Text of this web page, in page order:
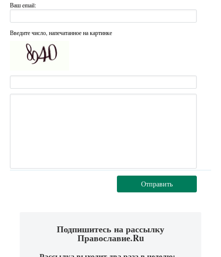
Ваш email:
Введите число, напечатанное на картинке
Отправить
Подпишитесь на рассылку
Православие.Ru